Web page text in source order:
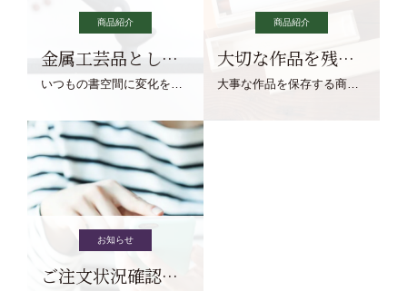
商品紹介
金属工芸品としての文鎮
いつもの書空間に変化を与えてくれる、見ているだけで愉しくなる金属工芸品の文鎮をご紹介します。
商品紹介
大切な作品を残す作品保存商品
大事な作品を保存する商品を取りまとめてご紹介ます。
お知らせ
ご注文状況確認について